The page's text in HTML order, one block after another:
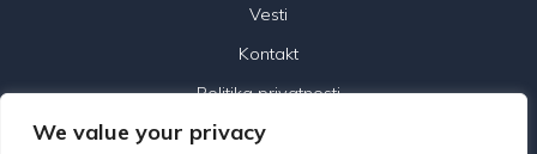
We value your privacy
Vesti
Kontakt
Politika privatnosti